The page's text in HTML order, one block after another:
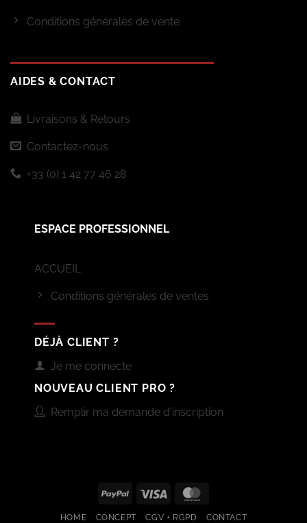
Conditions générales de vente
AIDES & CONTACT
Livraisons & Retours
Contactez-nous
+33 (0) 1 42 77 46 28
ESPACE PROFESSIONNEL
ACCUEIL
Conditions générales de ventes
DÉJÀ CLIENT ?
Je me connecte
NOUVEAU CLIENT PRO ?
Remplir ma demande d'inscription
PayPal Visa
HOME CONCEPT CGV + RGPD CONTACT